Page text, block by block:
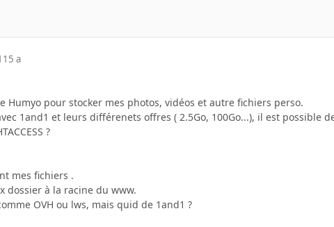
15 a
Humyo pour stocker mes photos, vidéos et autre fichiers perso.
1and1 et leurs différenets offres ( 2.5Go, 100Go...), il est possible
?
mes fichiers .
dossier à la racine du www.
OVH ou lws, mais quid de 1and1 ?